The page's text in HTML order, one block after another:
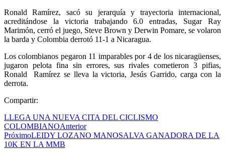
Ronald Ramírez, sacó su jerarquía y trayectoria internacional,
acreditándose la victoria trabajando 6.0 entradas, Sugar Ray
Marimón, cerró el juego, Steve Brown y Derwin Pomare, se volaron
la barda y Colombia derrotó 11-1 a Nicaragua.
Los colombianos pegaron 11 imparables por 4 de los nicaragüenses,
jugaron pelota fina sin errores, sus rivales cometieron 3 pifias,
Ronald Ramírez se lleva la victoria, Jesús Garrido, carga con la
derrota.
Compartir:
LLEGA UNA NUEVA CITA DEL CICLISMO
COLOMBIANOAnterior
PróximoLEIDY LOZANO MANOSALVA GANADORA DE LA
10K EN LA MMB